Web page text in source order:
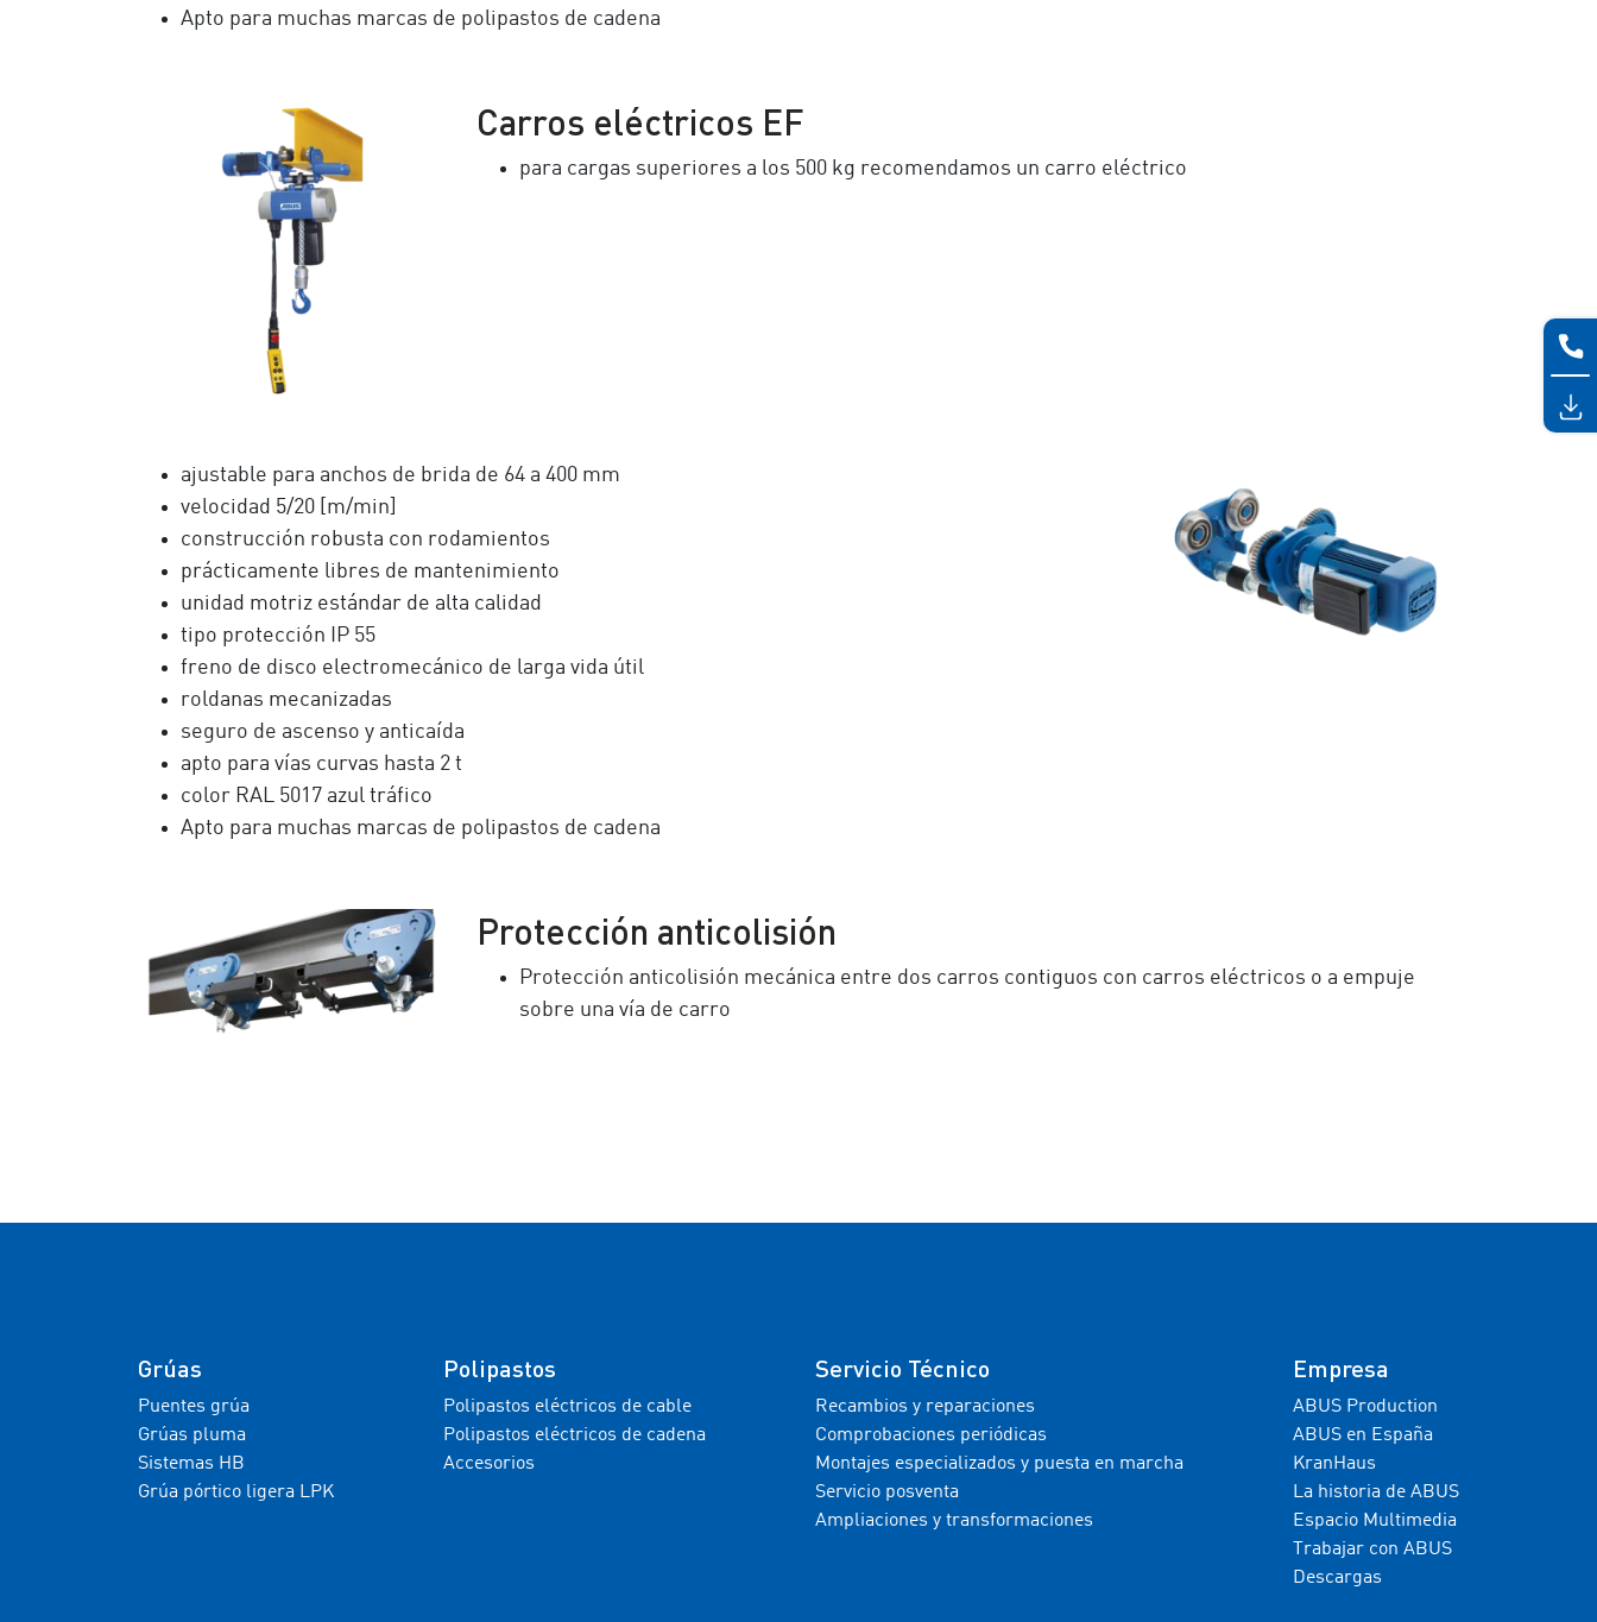
Apto para muchas marcas de polipastos de cadena
Carros eléctricos EF
para cargas superiores a los 500 kg recomendamos un carro eléctrico
ajustable para anchos de brida de 64 a 400 mm
velocidad 5/20 [m/min]
construcción robusta con rodamientos
prácticamente libres de mantenimiento
unidad motriz estándar de alta calidad
tipo protección IP 55
freno de disco electromecánico de larga vida útil
roldanas mecanizadas
seguro de ascenso y anticaída
apto para vías curvas hasta 2 t
color RAL 5017 azul tráfico
Apto para muchas marcas de polipastos de cadena
Protección anticolisión
Protección anticolisión mecánica entre dos carros contiguos con carros eléctricos o a empuje
sobre una vía de carro
Grúas
Puentes grúa
Grúas pluma
Sistemas HB
Grúa pórtico ligera LPK
Polipastos
Polipastos eléctricos de cable
Polipastos eléctricos de cadena
Accesorios
Servicio Técnico
Recambios y reparaciones
Comprobaciones periódicas
Montajes especializados y puesta en marcha
Servicio posventa
Ampliaciones y transformaciones
Empresa
ABUS Production
ABUS en España
KranHaus
La historia de ABUS
Espacio Multimedia
Trabajar con ABUS
Descargas